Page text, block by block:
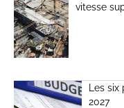
vitesse
Les
2027